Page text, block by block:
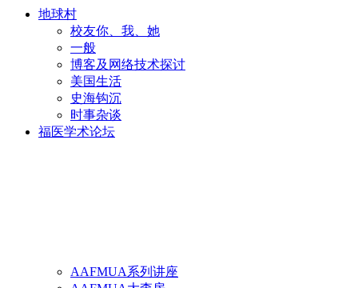
地球村
校友你、我、她
一般
博客及网络技术探讨
美国生活
史海钩沉
时事杂谈
福医学术论坛
AAFMUA系列讲座